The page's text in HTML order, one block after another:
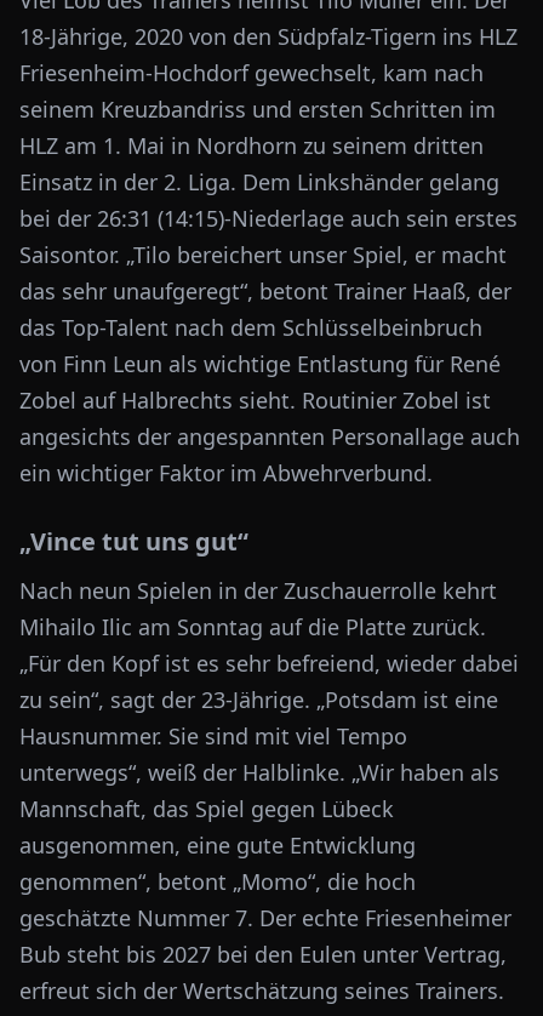
18-Jährige, 2020 von den Südpfalz-Tigern ins HLZ
Friesenheim-Hochdorf gewechselt, kam nach
seinem Kreuzbandriss und ersten Schritten im
HLZ am 1. Mai in Nordhorn zu seinem dritten
Einsatz in der 2. Liga. Dem Linkshänder gelang
bei der 26:31 (14:15)-Niederlage auch sein erstes
Saisontor. „Tilo bereichert unser Spiel, er macht
das sehr unaufgeregt“, betont Trainer Haaß, der
das Top-Talent nach dem Schlüsselbeinbruch
von Finn Leun als wichtige Entlastung für René
Zobel auf Halbrechts sieht. Routinier Zobel ist
angesichts der angespannten Personallage auch
ein wichtiger Faktor im Abwehrverbund.
„Vince tut uns gut“
Nach neun Spielen in der Zuschauerrolle kehrt
Mihailo Ilic am Sonntag auf die Platte zurück.
„Für den Kopf ist es sehr befreiend, wieder dabei
zu sein“, sagt der 23-Jährige. „Potsdam ist eine
Hausnummer. Sie sind mit viel Tempo
unterwegs“, weiß der Halblinke. „Wir haben als
Mannschaft, das Spiel gegen Lübeck
ausgenommen, eine gute Entwicklung
genommen“, betont „Momo“, die hoch
geschätzte Nummer 7. Der echte Friesenheimer
Bub steht bis 2027 bei den Eulen unter Vertrag,
erfreut sich der Wertschätzung seines Trainers.